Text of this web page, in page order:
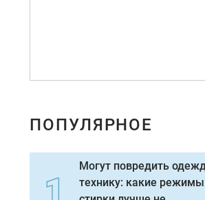
ПОПУЛЯРНОЕ
Могут повредить
технику: какие режимы